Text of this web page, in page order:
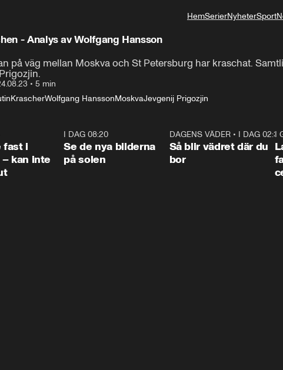
HemSerierNyheterSport
- Analys av Wolfgang Hansson
på väg mellan Moskva och St Petersburg har kraschat.
• 5 min
KrascherWolfgang HanssonMoskvaJevgenij Prigozjin
fast i
kan inte
I DAG 08:20
Se de nya bilderna
på solen
1:06
DAGENS VÄDER• I DAG 02:30
Så blir vädret där du
bor
I